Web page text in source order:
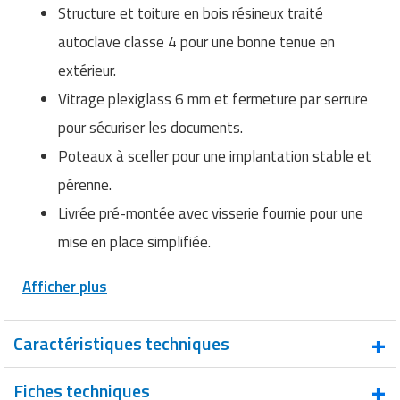
Structure et toiture en bois résineux traité
autoclave classe 4 pour une bonne tenue en
extérieur.
Vitrage plexiglass 6 mm et fermeture par serrure
pour sécuriser les documents.
Poteaux à sceller pour une implantation stable et
pérenne.
Livrée pré-montée avec visserie fournie pour une
mise en place simplifiée.
Afficher plus
Caractéristiques techniques
Affichage
Fiches techniques